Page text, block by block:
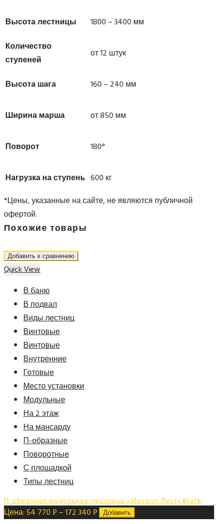
Высота лестницы
1800 – 3400 мм
Количество
ступеней
от 12 штук
Высота шага 160 – 240 мм
Ширина марша от 850 мм
Поворот 180°
Нагрузка на ступень 600 кг
*Цены, указанные на сайте, не являются публичной
офертой.
Похожие товары
Добавить к сравнению
Quick View
В баню
В подвал
Виды лестниц
Винтовые
Винтовые
Внутренние
Готовые
Место установки
Модульные
На 2 этаж
На мансарду
П-образные
Поворотные
С площадкой
Типы лестниц
П-образная модульная лестница «Металл Лест» Black
Цена: 54 770 Р –172 340 Р Добавить